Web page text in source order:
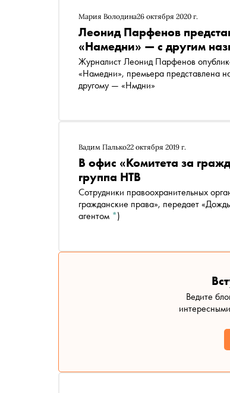
Мария Володина26 октября 2020 г.
Леонид Парфенов
«Намедни» — с другим
Журналист Леонид Парфенов
«Намедни», премьера представлена на ютуб-канале Parfenon. Онлайн-сериал теперь называется по-
другому — «Нмдни»
Вадим Палько22 октября 2019 г.
В офис «Комитета за
группа НТВ
Сотрудники правоохранительных
гражданские права», передает
агентом *)
Ведите